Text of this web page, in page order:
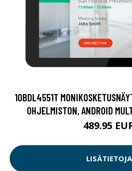
10BDL4551T
OHJELMISTON, ANDROID
489.95
LISÄTIETOJA